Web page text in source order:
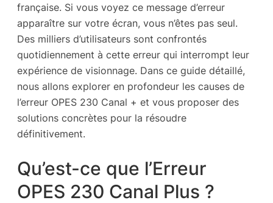
française. Si vous voyez ce message d’erreur
apparaître sur votre écran, vous n’êtes pas seul.
Des milliers d’utilisateurs sont confrontés
quotidiennement à cette erreur qui interrompt leur
expérience de visionnage. Dans ce guide détaillé,
nous allons explorer en profondeur les causes de
l’erreur OPES 230 Canal + et vous proposer des
solutions concrètes pour la résoudre
définitivement.
Qu’est-ce que l’Erreur
OPES 230 Canal Plus ?